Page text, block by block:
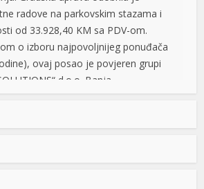
o izboru najpovoljnijeg ponuđača
ovaj posao je povjeren grupi
d.o.o. Banja
d.o.o. Banja Luka, firmama koje
Brijega, jedan od osnivača